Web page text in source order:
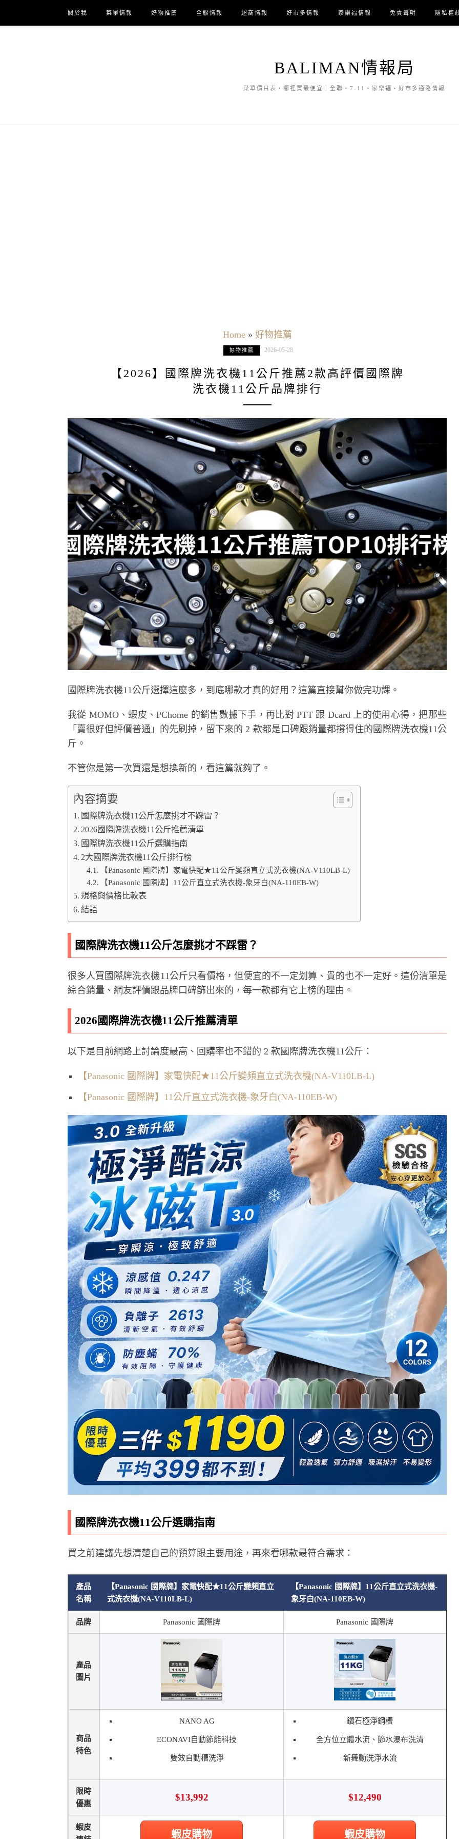
關於我 菜單情報 好物推薦 全聯情報 超商情報 好市多情報 家樂福情報 免責聲明 隱私權
BALIMAN情報局
菜單價目表・哪裡買最便宜｜全聯・7-11・家樂福・好市多通路情報
Home» 好物推薦
好物推薦 2026-05-28
【2026】國際牌洗衣機11公斤推薦2款高評價國際牌
洗衣機11公斤品牌排行
國際牌洗衣機11公斤選擇這麼多，到底哪款才真的好用？這篇直接幫你做完功課。
我從 MOMO、蝦皮、PChome 的銷售數據下手，再比對 PTT 跟 Dcard 上的使用心得，把那些
「賣很好但評價普通」的先刷掉，留下來的 2 款都是口碑跟銷量都撐得住的國際牌洗衣機11公
斤。
不管你是第一次買還是想換新的，看這篇就夠了。
內容摘要
國際牌洗衣機11公斤怎麼挑才不踩雷？
2026國際牌洗衣機11公斤推薦清單
國際牌洗衣機11公斤選購指南
2大國際牌洗衣機11公斤排行榜
【Panasonic 國際牌】家電快配★11公斤變頻直立式洗衣機(NA-V110LB-L)
【Panasonic 國際牌】11公斤直立式洗衣機-象牙白(NA-110EB-W)
規格與價格比較表
結語
國際牌洗衣機11公斤怎麼挑才不踩雷？
很多人買國際牌洗衣機11公斤只看價格，但便宜的不一定划算、貴的也不一定好。這份清單是
綜合銷量、網友評價跟品牌口碑篩出來的，每一款都有它上榜的理由。
2026國際牌洗衣機11公斤推薦清單
以下是目前網路上討論度最高、回購率也不錯的 2 款國際牌洗衣機11公斤：
【Panasonic 國際牌】家電快配★11公斤變頻直立式洗衣機(NA-V110LB-L)
【Panasonic 國際牌】11公斤直立式洗衣機-象牙白(NA-110EB-W)
國際牌洗衣機11公斤選購指南
買之前建議先想清楚自己的預算跟主要用途，再來看哪款最符合需求：
產品
名稱
【Panasonic 國際牌】家電快配★11公斤變頻直立
式洗衣機(NA-V110LB-L)
【Panasonic 國際牌】11公斤直立式洗衣機-
象牙白(NA-110EB-W)
品牌 Panasonic 國際牌 Panasonic 國際牌
產品
圖片
商品
特色
NANO AG
ECONAVI自動節能科技
雙效自動槽洗淨
鑽石極淨鋼槽
全方位立體水流、節水瀑布洗清
新舞動洗淨水流
限時
優惠
$13,992 $12,490
蝦皮
蝦皮購物 蝦皮購物